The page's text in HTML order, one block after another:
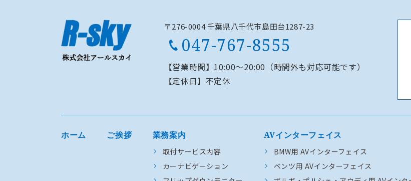
〒276-0004 千葉県八千代市島田台1287-23
047-767-8555
【営業時間】 10:00～20:00（時間外も対応可能です）
【定休日】 不定休
ホーム ご挨拶 業務案内
取付サービス内容
カーナビゲーション
AVインターフェイス
BMW用 AVインターフェイス
ベンツ用 AVインターフェイス